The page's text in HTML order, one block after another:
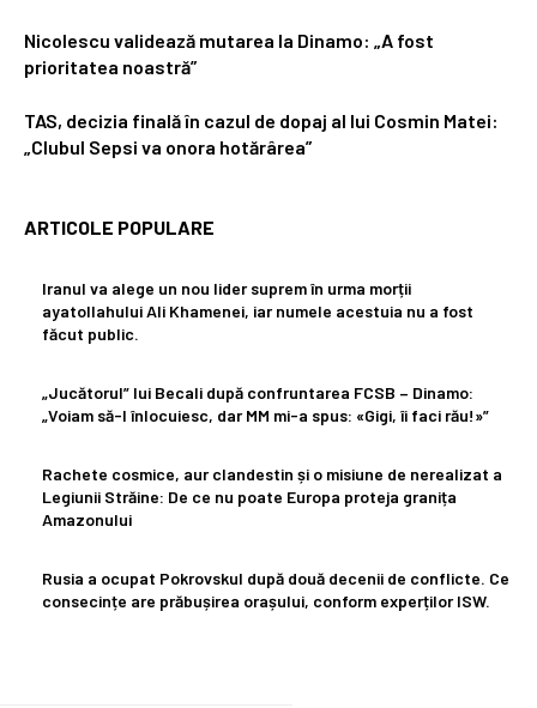
Nicolescu validează mutarea la Dinamo: „A fost
prioritatea noastră”
TAS, decizia finală în cazul de dopaj al lui Cosmin Matei:
„Clubul Sepsi va onora hotărârea”
ARTICOLE POPULARE
Iranul va alege un nou lider suprem în urma morții
ayatollahului Ali Khamenei, iar numele acestuia nu a fost
făcut public.
„Jucătorul” lui Becali după confruntarea FCSB – Dinamo:
„Voiam să-l înlocuiesc, dar MM mi-a spus: «Gigi, îi faci rău!»”
Rachete cosmice, aur clandestin și o misiune de nerealizat a
Legiunii Străine: De ce nu poate Europa proteja granița
Amazonului
Rusia a ocupat Pokrovskul după două decenii de conflicte. Ce
consecințe are prăbușirea orașului, conform experților ISW.